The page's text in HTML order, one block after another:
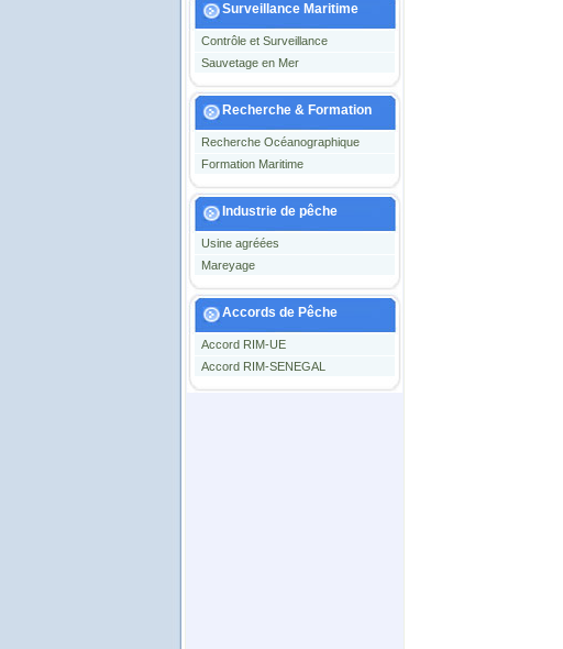
Surveillance Maritime
Contrôle et Surveillance
Sauvetage en Mer
Recherche & Formation
Recherche Océanographique
Formation Maritime
Industrie de pêche
Usine agréées
Mareyage
Accords de Pêche
Accord RIM-UE
Accord RIM-SENEGAL